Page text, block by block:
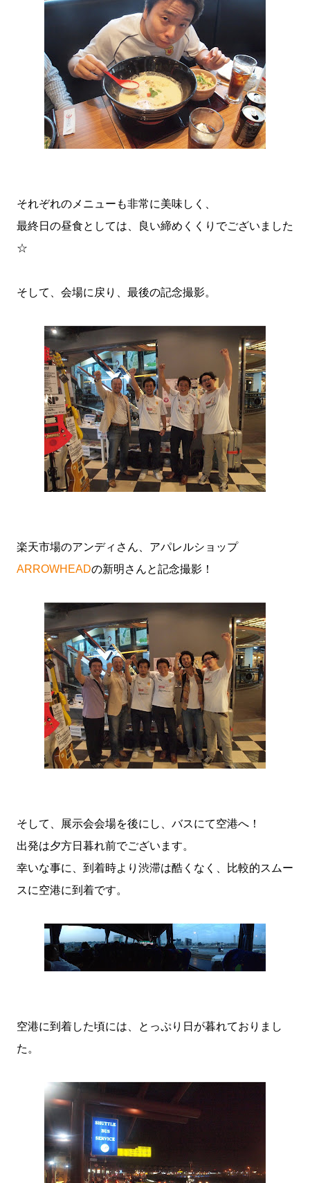
それぞれのメニューも非常に美味しく、
最終日の昼食としては、良い締めくくりでございました
☆
そして、会場に戻り、最後の記念撮影。
楽天市場のアンディさん、アパレルショップ
ARROWHEADの新明さんと記念撮影！
そして、展示会会場を後にし、バスにて空港へ！
出発は夕方日暮れ前でございます。
幸いな事に、到着時より渋滞は酷くなく、比較的スムー
スに空港に到着です。
空港に到着した頃には、とっぷり日が暮れておりまし
た。